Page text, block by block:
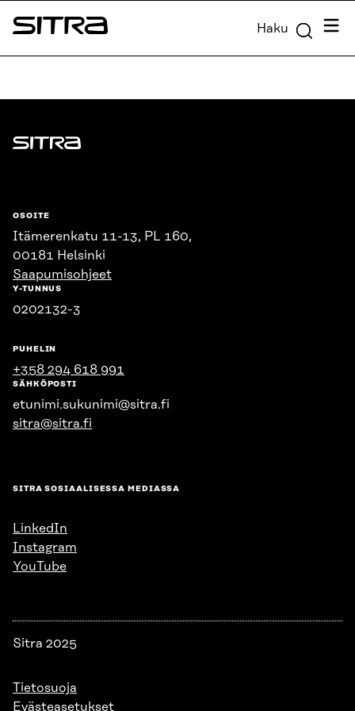
Siirry
suoraan
Sitra Haku
Sitra
OSOITE
Itämerenkatu 11-13, PL 160,
00181 Helsinki
Saapumisohjeet
Y-TUNNUS
0202132-3
PUHELIN
+358 294 618 991
SÄHKÖPOSTI
etunimi.sukunimi@sitra.fi
sitra@sitra.fi
SITRA SOSIAALISESSA MEDIASSA
LinkedIn
Instagram
YouTube
Sitra 2025
Tietosuoja
Evästeasetukset